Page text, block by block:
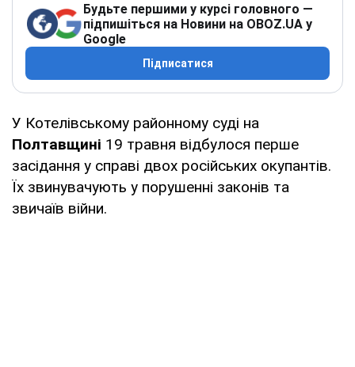
Будьте першими у курсі головного —
підпишіться на Новини на OBOZ.UA у
Google
Підписатися
У Котелівському районному суді на
Полтавщині 19 травня відбулося перше
засідання у справі двох російських окупантів.
Їх звинувачують у порушенні законів та
звичаїв війни.